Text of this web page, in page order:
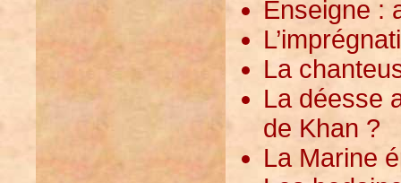
Enseigne :
La
La déesse
de Khan ?
La Marine